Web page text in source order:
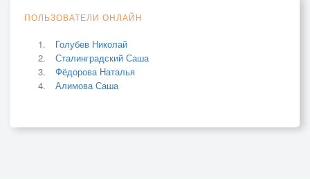
ПОЛЬЗОВАТЕЛИ ОНЛАЙН
Голубев Николай
Сталинградский Саша
Фёдорова Наталья
Алимова Саша